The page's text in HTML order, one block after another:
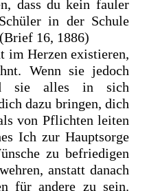
dass du kein fauler
in der Schule
16, 1886)
im Herzen existieren,
Wenn sie jedoch
sie alles in sich
dazu bringen, dich
von Pflichten leiten
Ich zur Hauptsorge
zu befriedigen
anstatt danach
für andere zu sein.